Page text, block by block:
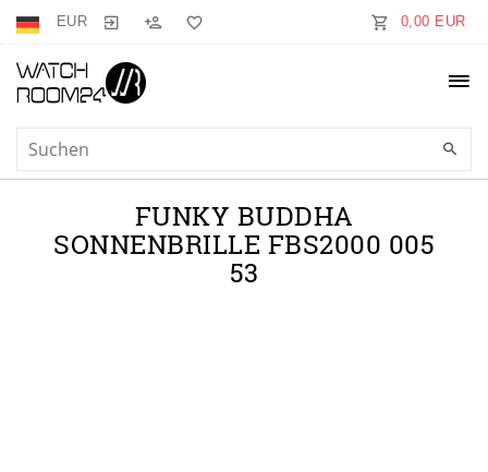
EUR 0,00 EUR
FUNKY BUDDHA
SONNENBRILLE FBS2000 005
53